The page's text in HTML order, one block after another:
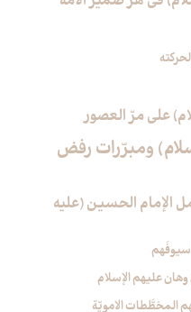
على مرّ العصور
ومبرّرات رفض
الإمام الحسين (عليه
سيوفَهم
عليهم الإسلام
المخطَّطات الامويّة